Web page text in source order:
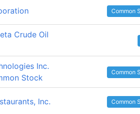
Common
Crude Oil
Inc.
Stock
Common
Inc. Common